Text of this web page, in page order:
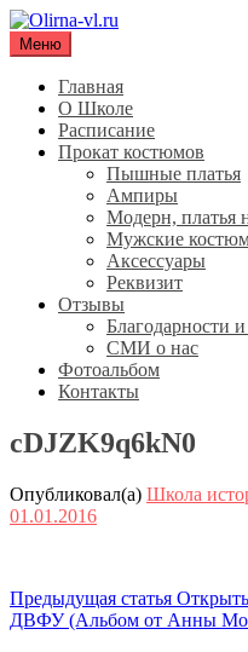
Перейти
содержимому
Olirna-vl.ru
Школа исторического танца
Меню
Главная
О Школе
Расписание
Прокат костюмов
Пышные платья
Ампиры
Модерн, платья
Мужские
Аксессуары
Реквизит
Отзывы
Благодарности
СМИ о нас
Фотоальбом
Контакты
cDJZK9q6kN0
Опубликовал(а) Школа
01.01.2016
Продолжить
чтение
Предыдущая статья
ДВФУ (Альбом от Анны